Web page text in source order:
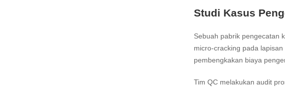
Studi Kasus
Sebuah pabrik pengecatan
micro-cracking pada
pembengkakan biaya
Tim QC melakukan audit